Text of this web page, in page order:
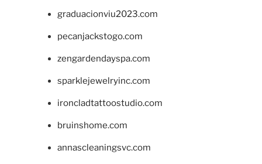
graduacionviu2023.com
pecanjackstogo.com
zengardendayspa.com
sparklejewelryinc.com
ironcladtattoostudio.com
bruinshome.com
annascleaningsvc.com